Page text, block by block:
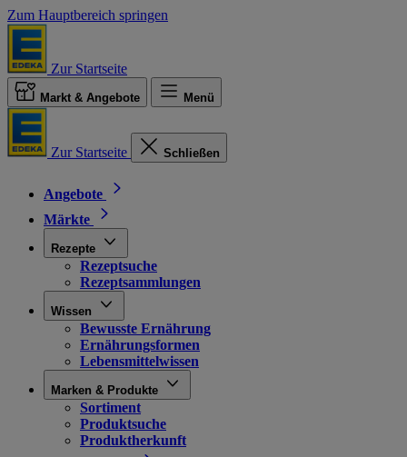
Zum Hauptbereich springen
Zur Startseite
Markt & Angebote Menü
Zur Startseite Schließen
Angebote
Märkte
Rezepte
Rezeptsuche
Rezeptsammlungen
Wissen
Bewusste Ernährung
Ernährungsformen
Lebensmittelwissen
Marken & Produkte
Sortiment
Produktsuche
Produktherkunft